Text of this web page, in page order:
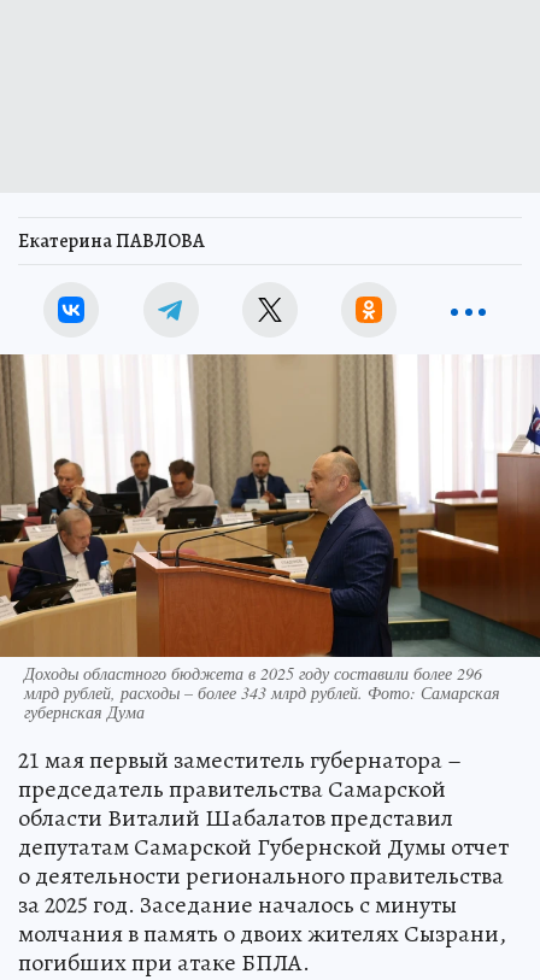
Екатерина ПАВЛОВА
Доходы областного бюджета в 2025 году составили более 296
млрд рублей, расходы – более 343 млрд рублей. Фото: Самарская
губернская Дума
21 мая первый заместитель губернатора –
председатель правительства Самарской
области Виталий Шабалатов представил
депутатам Самарской Губернской Думы отчет
о деятельности регионального правительства
за 2025 год. Заседание началось с минуты
молчания в память о двоих жителях Сызрани,
погибших при атаке БПЛА.